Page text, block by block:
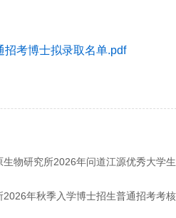
考博士拟录取名单.pdf
物研究所2026年问道江源优秀大学
年秋季入学博士招生普通招考考